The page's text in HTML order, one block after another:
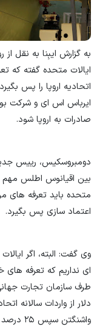
به گزارش ایبِنا به نقل از
اتحادیه اروپا را پس
ایرباس اس ای و شرکت
صادرات به اروپا شود.
دومبروسکیس، رییس
بین اقیانوس اطلس مهم
متحده باید تعرفه های
اعتماد سازی پس بگیرد.
وی گفت: البته، اگر
ای نداریم که تعرفه های
دلار از واردات سالانه